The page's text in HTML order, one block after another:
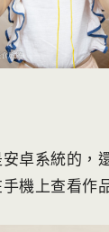
卓系統的，
機上查看作